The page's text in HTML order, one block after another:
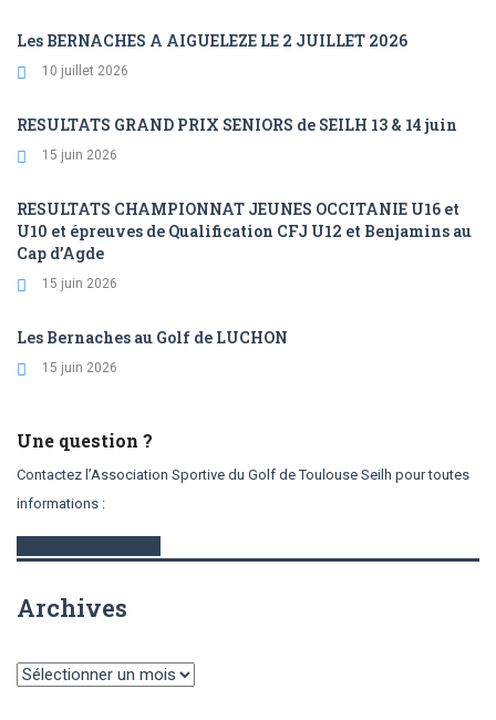
Les BERNACHES A AIGUELEZE LE 2 JUILLET 2026
10 juillet 2026
RESULTATS GRAND PRIX SENIORS de SEILH 13 & 14 juin
15 juin 2026
RESULTATS CHAMPIONNAT JEUNES OCCITANIE U16 et
U10 et épreuves de Qualification CFJ U12 et Benjamins au
Cap d’Agde
15 juin 2026
Les Bernaches au Golf de LUCHON
15 juin 2026
Une question ?
Contactez l’Association Sportive du Golf de Toulouse Seilh pour toutes
informations :
Archives
Archives